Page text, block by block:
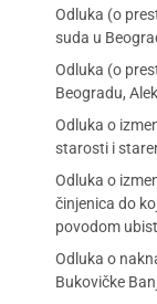
Odluka (o
suda u
Odluka (o
Beogradu,
Odluka o
starosti i
Odluka o
činjenica do
povodom
Odluka o
Bukovičke